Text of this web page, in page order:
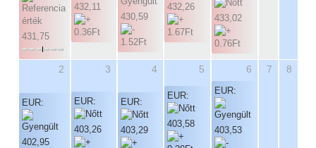
431,75
432,11
430,59
432,26
433,02
2
EUR:
402,95
3
EUR:
403,26
4
EUR:
403,29
5
EUR:
403,58
6
EUR:
403,53
7 8